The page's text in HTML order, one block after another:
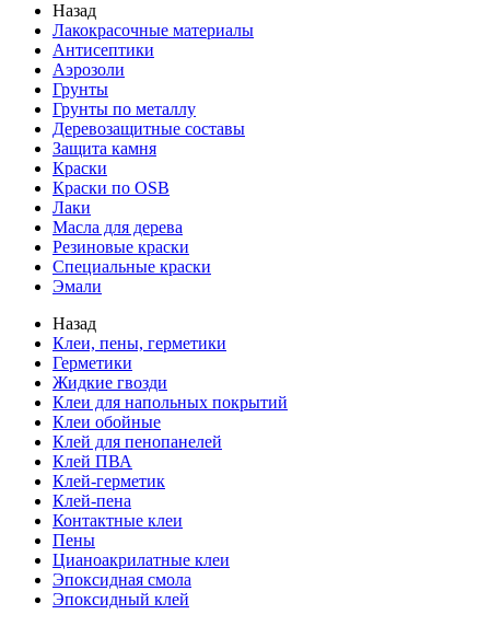
Назад
Лакокрасочные материалы
Антисептики
Аэрозоли
Грунты
Грунты по металлу
Деревозащитные составы
Защита камня
Краски
Краски по OSB
Лаки
Масла для дерева
Резиновые краски
Специальные краски
Эмали
Назад
Клеи, пены, герметики
Герметики
Жидкие гвозди
Клеи для напольных покрытий
Клеи обойные
Клей для пенопанелей
Клей ПВА
Клей-герметик
Клей-пена
Контактные клеи
Пены
Цианоакрилатные клеи
Эпоксидная смола
Эпоксидный клей